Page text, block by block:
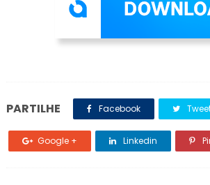
PARTILHE Facebook
Google + Linkedin